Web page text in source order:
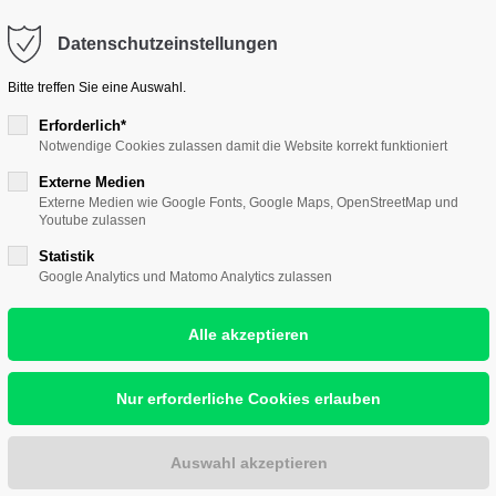
dolor sit amet:
/ 365days
support for our
8:00am - 5:00pm(GMT
376-293 City Road, Suite
+44 1234 567 890
kontakt@hallescher-kunstverein.de
Wir lieben Kunst Wir zeigen Kunst Wir
Eismann
Datenschutzeinstellungen
Bitte treffen Sie eine Auswahl.
Erforderlich*
Notwendige Cookies zulassen damit die Website korrekt funktioniert
Externe Medien
Externe Medien wie Google Fonts, Google Maps, OpenStreetMap und
Youtube zulassen
Statistik
Google Analytics und Matomo Analytics zulassen